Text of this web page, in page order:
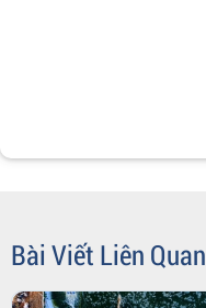
Bài Viết Liên Quan